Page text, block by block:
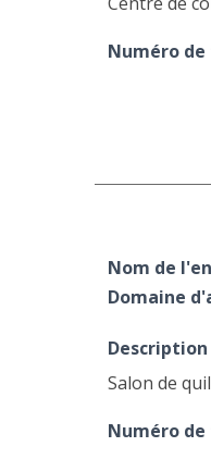
Numéro
Nom de
Domaine
Salon de
Numéro